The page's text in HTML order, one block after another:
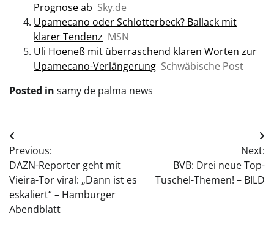
Prognose ab Sky.de
Upamecano oder Schlotterbeck? Ballack mit
klarer Tendenz MSN
Uli Hoeneß mit überraschend klaren Worten zur
Upamecano-Verlängerung Schwäbische Post
Posted in samy de palma news
Post
navigation
Previous:
DAZN-Reporter geht mit
Vieira-Tor viral: „Dann ist es
eskaliert“ – Hamburger
Abendblatt
Next:
BVB: Drei neue Top-
Tuschel-Themen! – BILD